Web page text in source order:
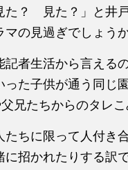
た？ 見た？」と井
の見過ぎでしょうか
記者生活から言える
った子供が通う同じ
父兄たちからのタレ
たちに限って人付き
招かれたりする訳で